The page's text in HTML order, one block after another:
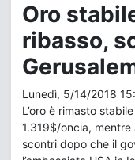
Oro
ribasso,
Lunedì, 5/14/2018
L’oro è rimasto
1.319$/oncia,
scontri dopo che il